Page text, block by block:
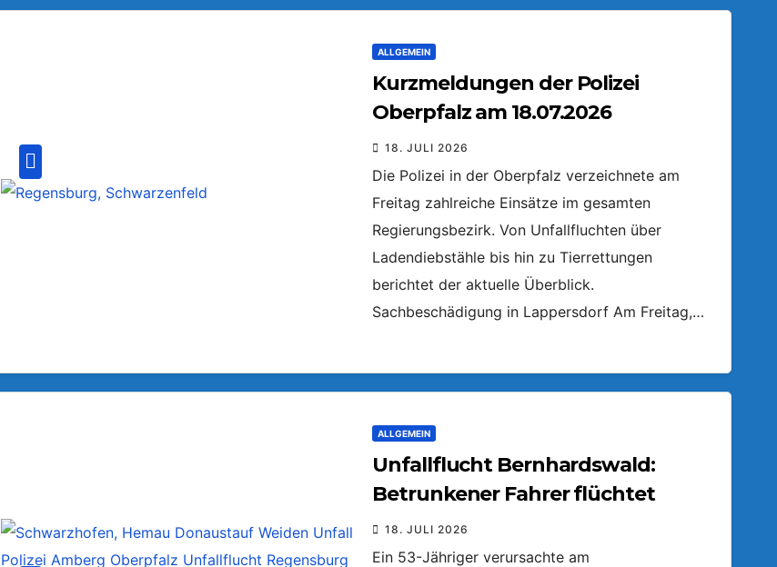
ALLGEMEIN
Kurzmeldungen der Polizei
Oberpfalz am 18.07.2026
18. JULI 2026
Die Polizei in der Oberpfalz verzeichnete am
Freitag zahlreiche Einsätze im gesamten
Regierungsbezirk. Von Unfallfluchten über
Ladendiebstähle bis hin zu Tierrettungen
berichtet der aktuelle Überblick.
Sachbeschädigung in Lappersdorf Am Freitag,…
ALLGEMEIN
Unfallflucht Bernhardswald:
Betrunkener Fahrer flüchtet
18. JULI 2026
Ein 53-Jähriger verursachte am